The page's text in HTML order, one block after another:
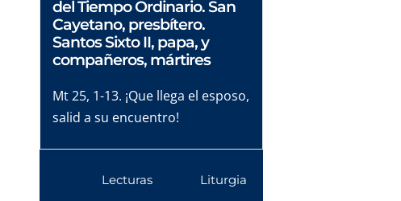
del Tiempo Ordinario. San
Cayetano, presbítero.
Santos Sixto II, papa, y
compañeros, mártires
Mt 25, 1-13. ¡Que llega el esposo,
salid a su encuentro!
Lecturas Liturgia